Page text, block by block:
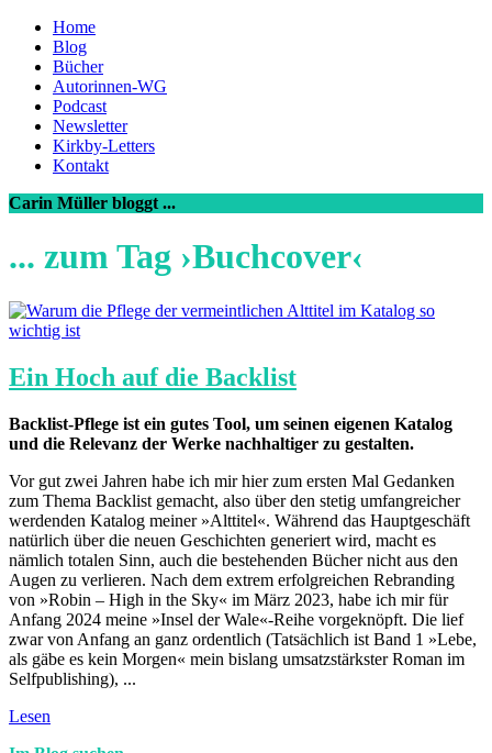
Home
Blog
Bücher
Autorinnen-WG
Podcast
Newsletter
Kirkby-Letters
Kontakt
Carin Müller bloggt ...
... zum Tag ›Buchcover‹
Ein Hoch auf die Backlist
Backlist-Pflege ist ein gutes Tool, um seinen eigenen Katalog
und die Relevanz der Werke nachhaltiger zu gestalten.
Vor gut zwei Jahren habe ich mir hier zum ersten Mal Gedanken
zum Thema Backlist gemacht, also über den stetig umfangreicher
werdenden Katalog meiner »Alttitel«. Während das Hauptgeschäft
natürlich über die neuen Geschichten generiert wird, macht es
nämlich totalen Sinn, auch die bestehenden Bücher nicht aus den
Augen zu verlieren. Nach dem extrem erfolgreichen Rebranding
von »Robin – High in the Sky« im März 2023, habe ich mir für
Anfang 2024 meine »Insel der Wale«-Reihe vorgeknöpft. Die lief
zwar von Anfang an ganz ordentlich (Tatsächlich ist Band 1 »Lebe,
als gäbe es kein Morgen« mein bislang umsatzstärkster Roman im
Selfpublishing), ...
Lesen